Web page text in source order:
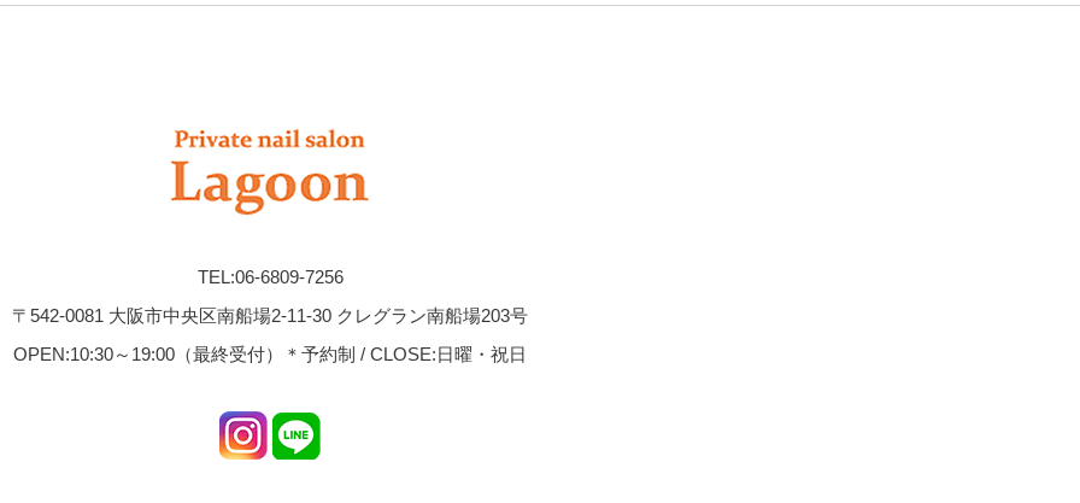
TEL:06-6809-7256
〒542-0081 大阪市中央区南船場2-11-30 クレグラン南船場203号
OPEN:10:30～19:00（最終受付）＊予約制 / CLOSE:日曜・祝日